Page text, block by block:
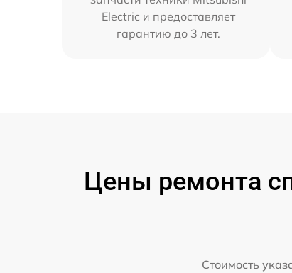
Electric и предоставляет
гарантию до 3 лет.
Цены ремонта
Стоимость